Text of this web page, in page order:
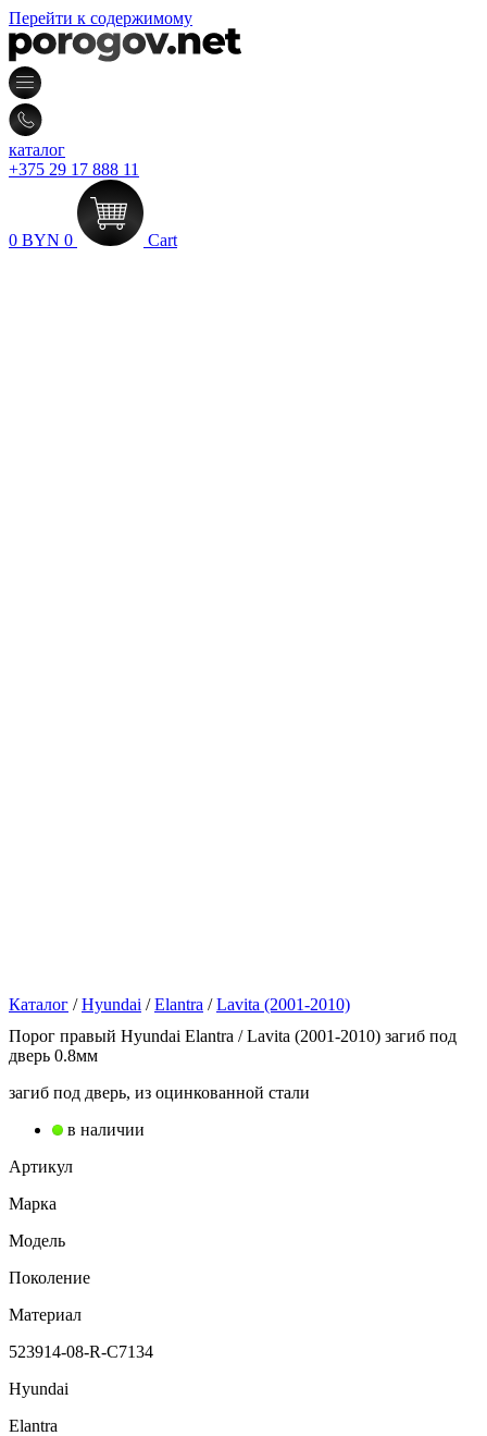
Перейти к содержимому
каталог
+375 29 17 888 11
0 BYN 0 Cart
Каталог /Hyundai /Elantra /Lavita (2001-2010)
Порог правый Hyundai Elantra / Lavita (2001-2010) загиб под
дверь 0.8мм
загиб под дверь, из оцинкованной стали
в наличии
Артикул
Марка
Модель
Поколение
Материал
523914-08-R-C7134
Hyundai
Elantra